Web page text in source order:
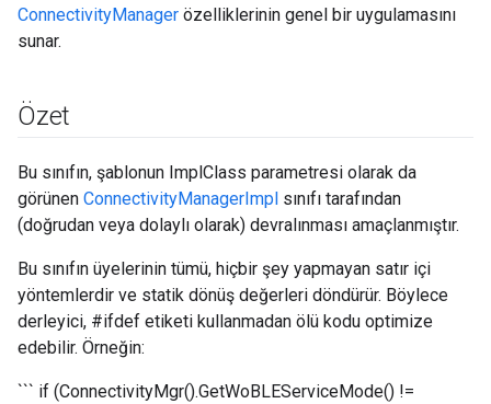
ConnectivityManager özelliklerinin genel bir uygulamasını
sunar.
Özet
Bu sınıfın, şablonun ImplClass parametresi olarak da
görünen ConnectivityManagerImpl sınıfı tarafından
(doğrudan veya dolaylı olarak) devralınması amaçlanmıştır.
Bu sınıfın üyelerinin tümü, hiçbir şey yapmayan satır içi
yöntemlerdir ve statik dönüş değerleri döndürür. Böylece
derleyici, #ifdef etiketi kullanmadan ölü kodu optimize
edebilir. Örneğin:
``` if (ConnectivityMgr().GetWoBLEServiceMode() !=